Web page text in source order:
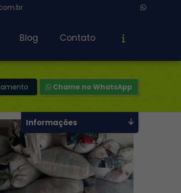
Blog Contato
Chame no WhatsApp
Informações